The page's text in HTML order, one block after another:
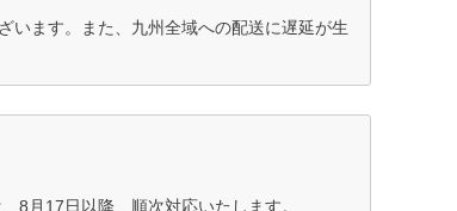
います。また、九州全域への配送に遅延が生
8月17日以降、順次対応いたします。